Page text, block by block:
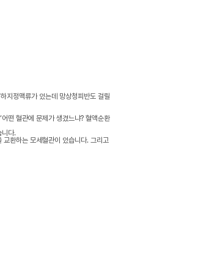
지정맥류가 있는데 망상청피반도 걸릴
떤 혈관에 문제가 생겼느냐? 혈액순환
니다.
환하는 모세혈관이 있습니다. 그리고